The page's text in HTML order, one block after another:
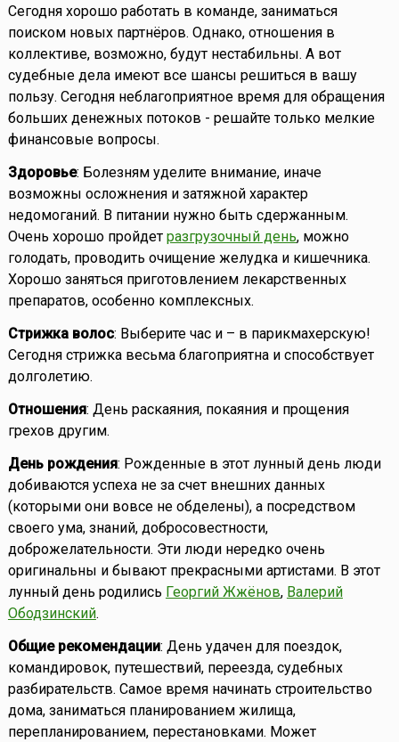
Сегодня хорошо работать в команде, заниматься
поиском новых партнёров. Однако, отношения в
коллективе, возможно, будут нестабильны. А вот
судебные дела имеют все шансы решиться в вашу
пользу. Сегодня неблагоприятное время для обращения
больших денежных потоков - решайте только мелкие
финансовые вопросы.
Здоровье: Болезням уделите внимание, иначе
возможны осложнения и затяжной характер
недомоганий. В питании нужно быть сдержанным.
Очень хорошо пройдет разгрузочный день, можно
голодать, проводить очищение желудка и кишечника.
Хорошо заняться приготовлением лекарственных
препаратов, особенно комплексных.
Стрижка волос: Выберите час и – в парикмахерскую!
Сегодня стрижка весьма благоприятна и способствует
долголетию.
Отношения: День раскаяния, покаяния и прощения
грехов другим.
День рождения: Рожденные в этот лунный день люди
добиваются успеха не за счет внешних данных
(которыми они вовсе не обделены), а посредством
своего ума, знаний, добросовестности,
доброжелательности. Эти люди нередко очень
оригинальны и бывают прекрасными артистами. В этот
лунный день родились Георгий Жжёнов, Валерий
Ободзинский.
Общие рекомендации: День удачен для поездок,
командировок, путешествий, переезда, судебных
разбирательств. Самое время начинать строительство
дома, заниматься планированием жилища,
перепланированием, перестановками. Может